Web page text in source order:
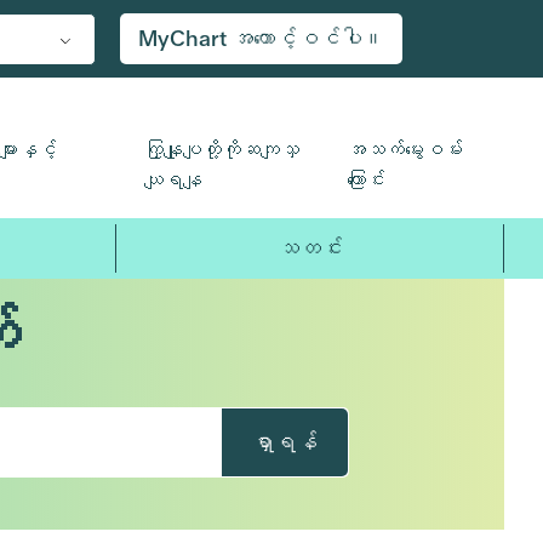
MyChart အကောင့်ဝင်ပါ။
ားနှင့်
ကြှနျုပျတို့ကိုဆကျသှ
ယျရနျ
အသက်မွေးဝမ်း
ကြောင်း
သတင်း
ရှာရန်